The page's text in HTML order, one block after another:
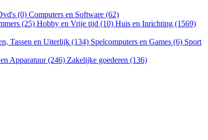
(0) Computers en Software (62)
(25) Hobby en Vrije tijd (10) Huis en Inrichting (1569)
Tassen en Uiterlijk (134) Spelcomputers en Games (6) Sport
Apparatuur (246) Zakelijke goederen (136)